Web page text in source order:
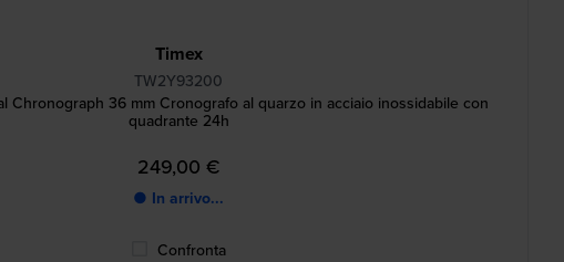
Timex
TW2Y93200
Chronograph 36 mm Cronografo al quarzo in acciaio inossidabile con
quadrante 24h
249,00 €
● In arrivo...
Confronta